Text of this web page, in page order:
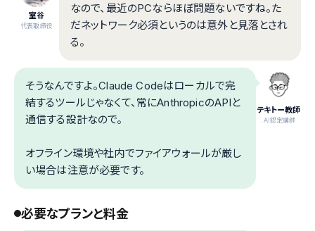
室谷
代表取締役
なので、最近のPCならほぼ問題ないですね。た
だネットワーク必須というのは意外と見落とされ
る。
テキトー教師
.AI認定講師
そうなんですよ。Claude Codeはローカルで完
結するツールじゃなくて、常にAnthropicのAPIと
通信する設計なので。
オフライン環境や社内でファイアウォールが厳し
い場合は注意が必要です。
必要なプランと料金